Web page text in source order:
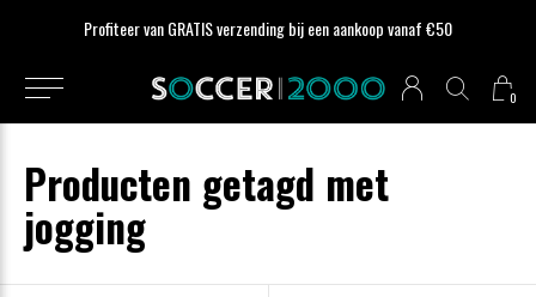
0
Profiteer van GRATIS verzending bij een aankoop vanaf €50
Producten getagd met
jogging